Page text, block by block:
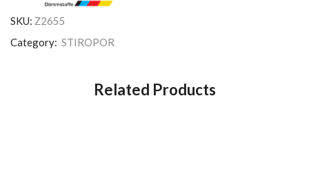
SKU: Z2655
Category: STIROPOR
Related Products